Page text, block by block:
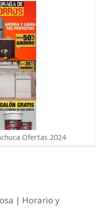
Ofertas 2024
| Horario y